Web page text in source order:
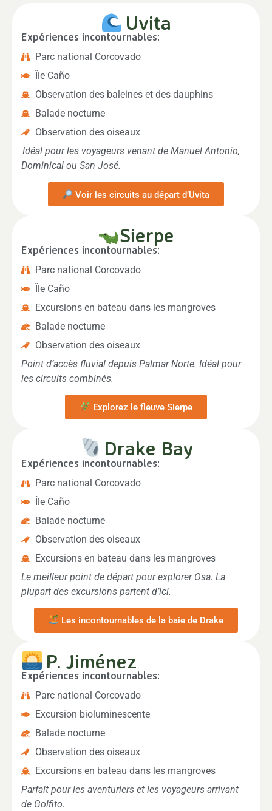
Uvita
Expériences incontournables:
Parc national Corcovado
Île Caño
Observation des baleines et des dauphins
Balade nocturne
Observation des oiseaux
Idéal pour les voyageurs venant de Manuel Antonio,
Dominical ou San José.
Voir les circuits au départ d’Uvita
Sierpe
Expériences incontournables:
Parc national Corcovado
Île Caño
Excursions en bateau dans les mangroves
Balade nocturne
Observation des oiseaux
Point d’accès fluvial depuis Palmar Norte. Idéal pour
les circuits combinés.
Explorez le fleuve Sierpe
Drake Bay
Expériences incontournables:
Parc national Corcovado
Île Caño
Balade nocturne
Observation des oiseaux
Excursions en bateau dans les mangroves
Le meilleur point de départ pour explorer Osa. La
plupart des excursions partent d’ici.
Les incontournables de la baie de Drake
P. Jiménez
Expériences incontournables:
Parc national Corcovado
Excursion bioluminescente
Balade nocturne
Observation des oiseaux
Excursions en bateau dans les mangroves
Parfait pour les aventuriers et les voyageurs arrivant
de Golfito.